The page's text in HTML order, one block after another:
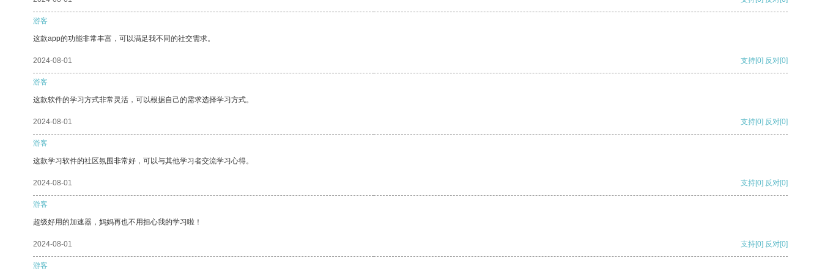
游客
这款app的功能非常丰富，可以满足我不同的社交需求。
2024-08-01 支持[0] 反对[0]
游客
这款软件的学习方式非常灵活，可以根据自己的需求选择学习方式。
2024-08-01 支持[0] 反对[0]
游客
这款学习软件的社区氛围非常好，可以与其他学习者交流学习心得。
2024-08-01 支持[0] 反对[0]
游客
超级好用的加速器，妈妈再也不用担心我的学习啦！
2024-08-01 支持[0] 反对[0]
游客